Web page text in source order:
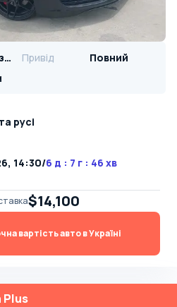
4.2л / Бензин Привід
Повний
русі
14:30/6 д : 7 г : 46 хв
$14,100
вартість авто в Україні
Plus